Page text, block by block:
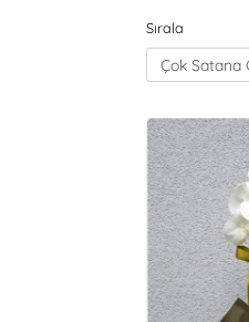
Sırala